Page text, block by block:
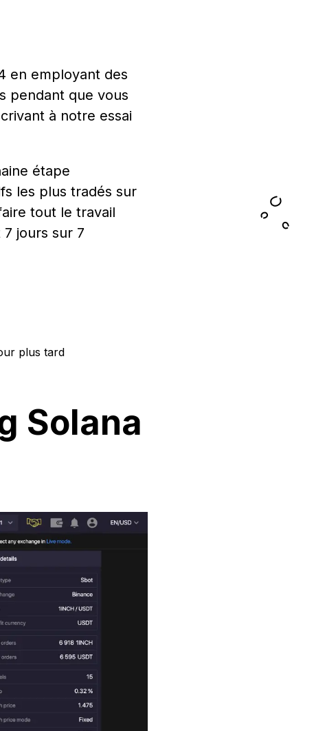
en employant des
pendant que vous
à notre essai
étape
les plus tradés sur
tout le travail
jours sur 7
plus tard
Solana